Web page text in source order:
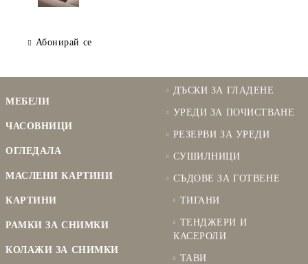
Абонирай се
МЕБЕЛИ
ЧАСОВНИЦИ
ОГЛЕДАЛА
МАСЛЕНИ КАРТИНИ
КАРТИНИ
РАМКИ ЗА СНИМКИ
КОЛАЖИ ЗА СНИМКИ
ДЪСКИ ЗА ГЛАДЕНЕ
УРЕДИ ЗА ПОЧИСТВАНЕ
РЕЗЕРВИ ЗА УРЕДИ
СУШИЛНИЦИ
СЪДОВЕ ЗА ГОТВЕНЕ
ТИГАНИ
ТЕНДЖЕРИ И
КАСЕРОЛИ
ТАВИ